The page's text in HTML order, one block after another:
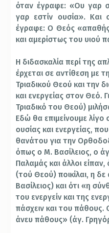
όταν έγραφε: «Ου γαρ
γαρ εστίν ουσία». Και
έγραφε: Ο Θεός
και αμερίστως του υιού
Η διδασκαλία περί της
έρχεται σε αντίθεση με
Τριαδικού Θεού και την
και ενεργείας στον Θεό.
Τριαδικό του Θεού)
Εδώ θα επιμείνουμε
ουσίας και ενεργείας,
θανάτου για την
όπως ο Μ. Βασίλειος, ο
Παλαμάς και άλλοι είπαν,
(τού Θεού) ποικίλαι, η
Βασίλειος) και ότι «η
του ενεργείν και της
πάσχειν και του πάθους.
άνευ πάθους» (άγ.